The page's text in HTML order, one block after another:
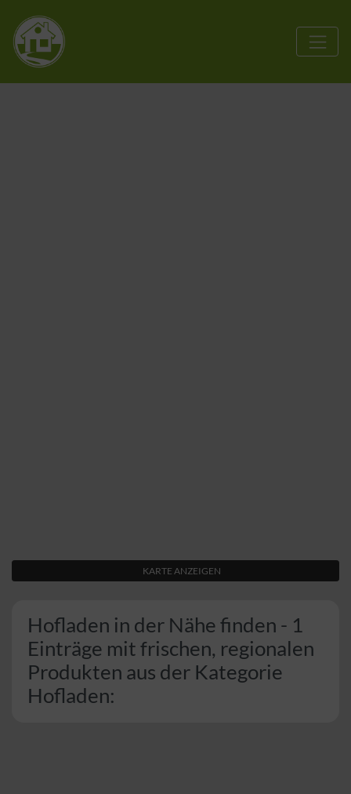
KARTE ANZEIGEN
Hofladen in der Nähe finden - 1
Einträge mit frischen, regionalen
Produkten aus der Kategorie
Hofladen: